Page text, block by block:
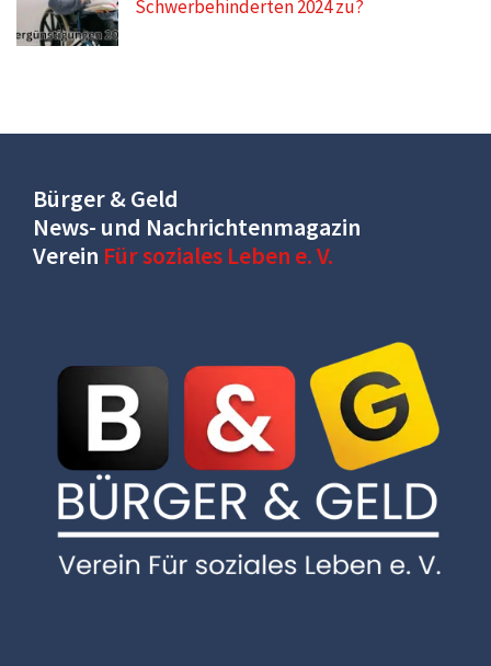
Schwerbehinderten 2024 zu?
Bürger & Geld
News- und Nachrichtenmagazin
Verein Für soziales Leben e. V.